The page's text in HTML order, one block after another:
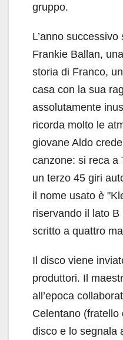
gruppo.
L’anno
Frankie Ballan,
storia di Franco,
casa con la sua
assolutamente
ricorda molto le
giovane Aldo
canzone: si reca a
un terzo 45 giri
il nome usato è
riservando il lato
scritto a quattro
Il disco viene
produttori. Il
all’epoca
Celentano (fratello
disco e lo segnala